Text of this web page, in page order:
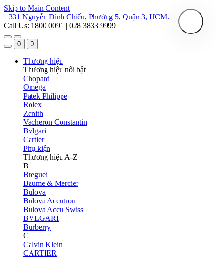
Skip to Main Content
331 Nguyễn Đình Chiểu, Phường 5, Quận 3, HCM.
Call Us: 1800 0091 | 028 3833 9999
0 0
Thương hiệu
Thương hiệu nổi bật
Chopard
Omega
Patek Philippe
Rolex
Zenith
Vacheron Constantin
Bvlgari
Cartier
Phụ kiện
Thương hiệu A-Z
B
Breguet
Baume & Mercier
Bulova
Bulova Accutron
Bulova Accu Swiss
BVLGARI
Burberry
C
Calvin Klein
CARTIER